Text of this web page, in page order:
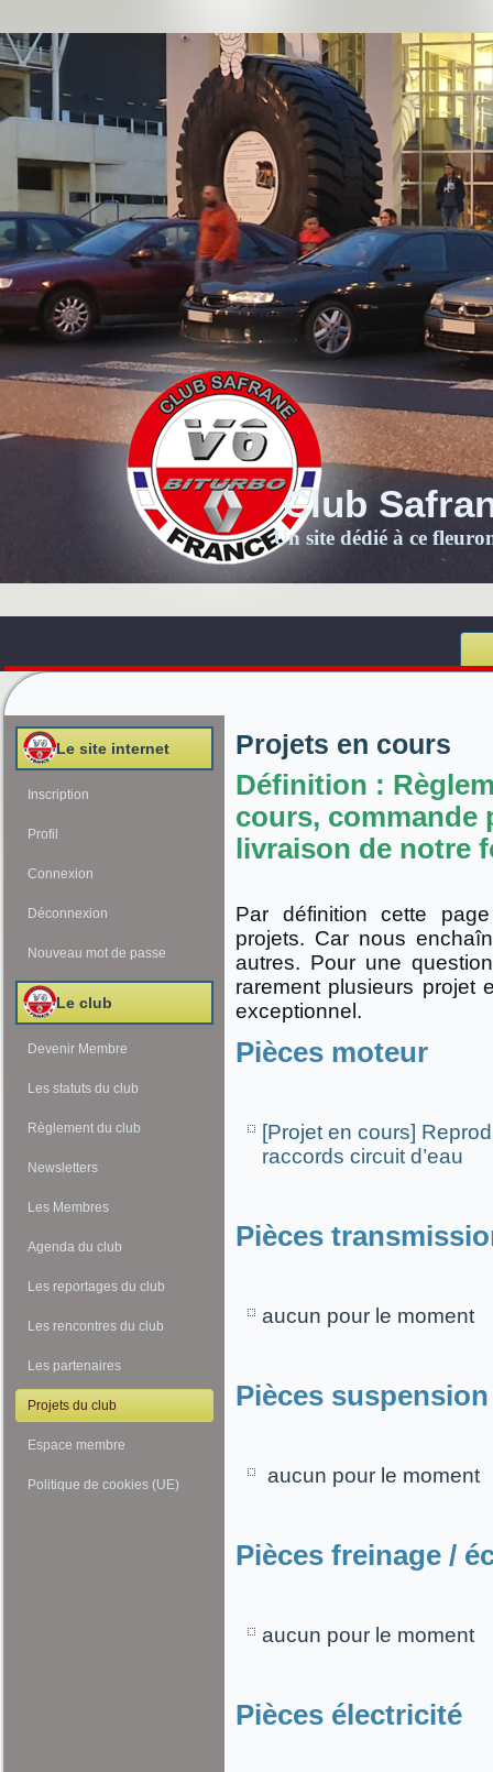
Club
Un site dédié à ce
Le site internet
Inscription
Profil
Connexion
Déconnexion
Nouveau mot de passe
Le club
Devenir Membre
Les statuts du club
Règlement du club
Newsletters
Les Membres
Agenda du club
Les reportages du club
Les rencontres du club
Les partenaires
Projets du club
Espace membre
Politique de cookies (UE)
Projets en cours
Définition :
cours, commande
livraison de notre
Par définition cette
projets. Car nous
autres. Pour une
rarement plusieurs projet
exceptionnel.
Pièces moteur
[Projet en cours]
raccords circuit d’eau
Pièces
aucun pour le moment
Pièces suspension
aucun pour le moment
Pièces freinage /
aucun pour le moment
Pièces électricité